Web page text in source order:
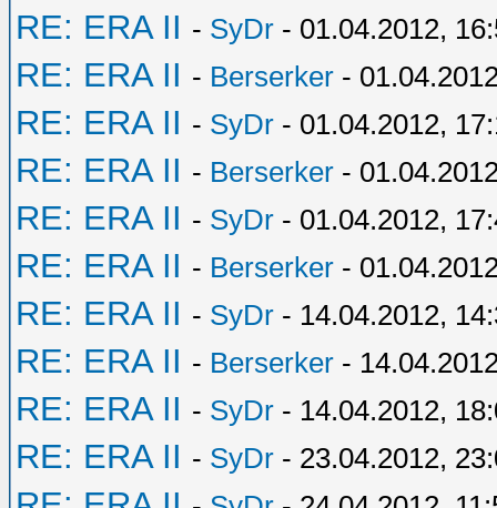
RE: ERA II - SyDr - 01.04.2012,
RE: ERA II - Berserker -
RE: ERA II - SyDr - 01.04.2012,
RE: ERA II - Berserker -
RE: ERA II - SyDr - 01.04.2012,
RE: ERA II - Berserker -
RE: ERA II - SyDr - 14.04.2012,
RE: ERA II - Berserker -
RE: ERA II - SyDr - 14.04.2012,
RE: ERA II - SyDr - 23.04.2012,